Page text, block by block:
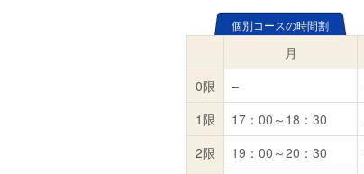
個別コースの時間割
月
0限
–
1限
17：00～18：30
2限
19：00～20：30